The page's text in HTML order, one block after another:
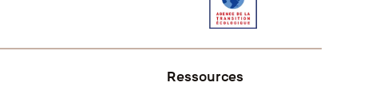
Ressources